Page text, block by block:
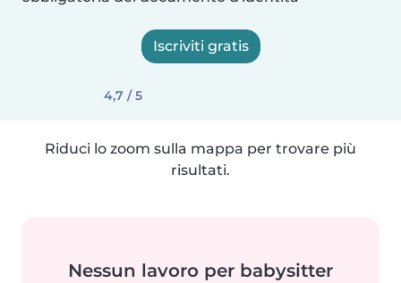
Iscriviti gratis
4,7 / 5
Riduci lo zoom sulla mappa per trovare più
risultati.
Nessun lavoro per babysitter